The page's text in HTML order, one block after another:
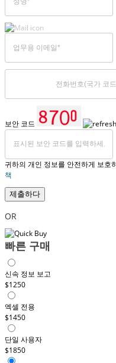
보안 코드
귀하의 개인 정보를 안전하게 보호
책
제출하다
OR
빠른 구매
신속 정보 보고
$1250
엑셀 전용
$1450
단일 사용자
$1850